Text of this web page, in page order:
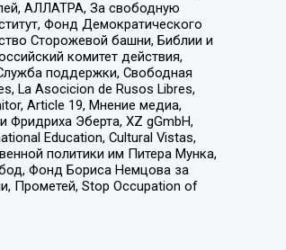
АЛЛАТРА, За свободную
Фонд Демократического
Сторожевой башни, Библии и
комитет действия,
поддержки, Свободная
La Asocicion de Rusos Libres,
Article 19, Мнение медиа,
Эберта, XZ gGmbH,
Education, Cultural Vistas,
политики им Питера Мунка,
Фонд Бориса Немцова за
Прометей, Stop Occupation of